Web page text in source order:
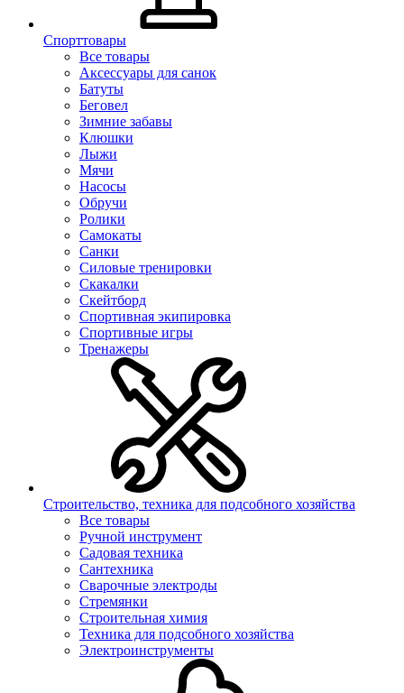
Спорттовары
Все товары
Аксессуары для санок
Батуты
Беговел
Зимние забавы
Клюшки
Лыжи
Мячи
Насосы
Обручи
Ролики
Самокаты
Санки
Силовые тренировки
Скакалки
Скейтборд
Спортивная экипировка
Спортивные игры
Тренажеры
Строительство, техника для подсобного хозяйства
Все товары
Ручной инструмент
Садовая техника
Сантехника
Сварочные электроды
Стремянки
Строительная химия
Техника для подсобного хозяйства
Электроинструменты